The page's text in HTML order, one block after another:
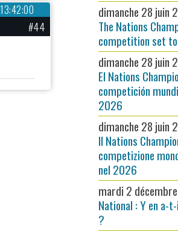
#44
dimanche 28 juin
The Nations
competition set
dimanche 28 juin
El Nations
competición
2026
dimanche 28 juin
Il Nations
competizione
nel 2026
mardi 2
National : Y en a-
?